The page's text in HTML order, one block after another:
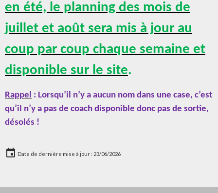
en été, le planning des mois de
juillet et août sera mis à jour au
coup par coup chaque semaine et
disponible sur le site.
Rappel : Lorsqu’il n’y a aucun nom dans une case, c’est
qu’il n’y a pas de coach disponible donc pas de sortie,
désolés !
Date de dernière mise à jour : 23/06/2026